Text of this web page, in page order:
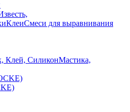
КлеиСмеси для выравнивания
Клей, СиликонМастика,